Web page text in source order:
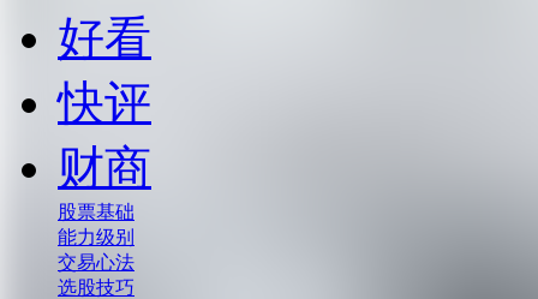
好看
快评
财商
股票基础
能力级别
交易心法
选股技巧